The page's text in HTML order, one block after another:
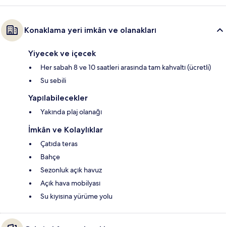
Konaklama yeri imkân ve olanakları
Yiyecek ve içecek
Her sabah 8 ve 10 saatleri arasında tam kahvaltı (ücretli)
Su sebili
Yapılabilecekler
Yakında plaj olanağı
İmkân ve Kolaylıklar
Çatıda teras
Bahçe
Sezonluk açık havuz
Açık hava mobilyası
Su kıyısına yürüme yolu